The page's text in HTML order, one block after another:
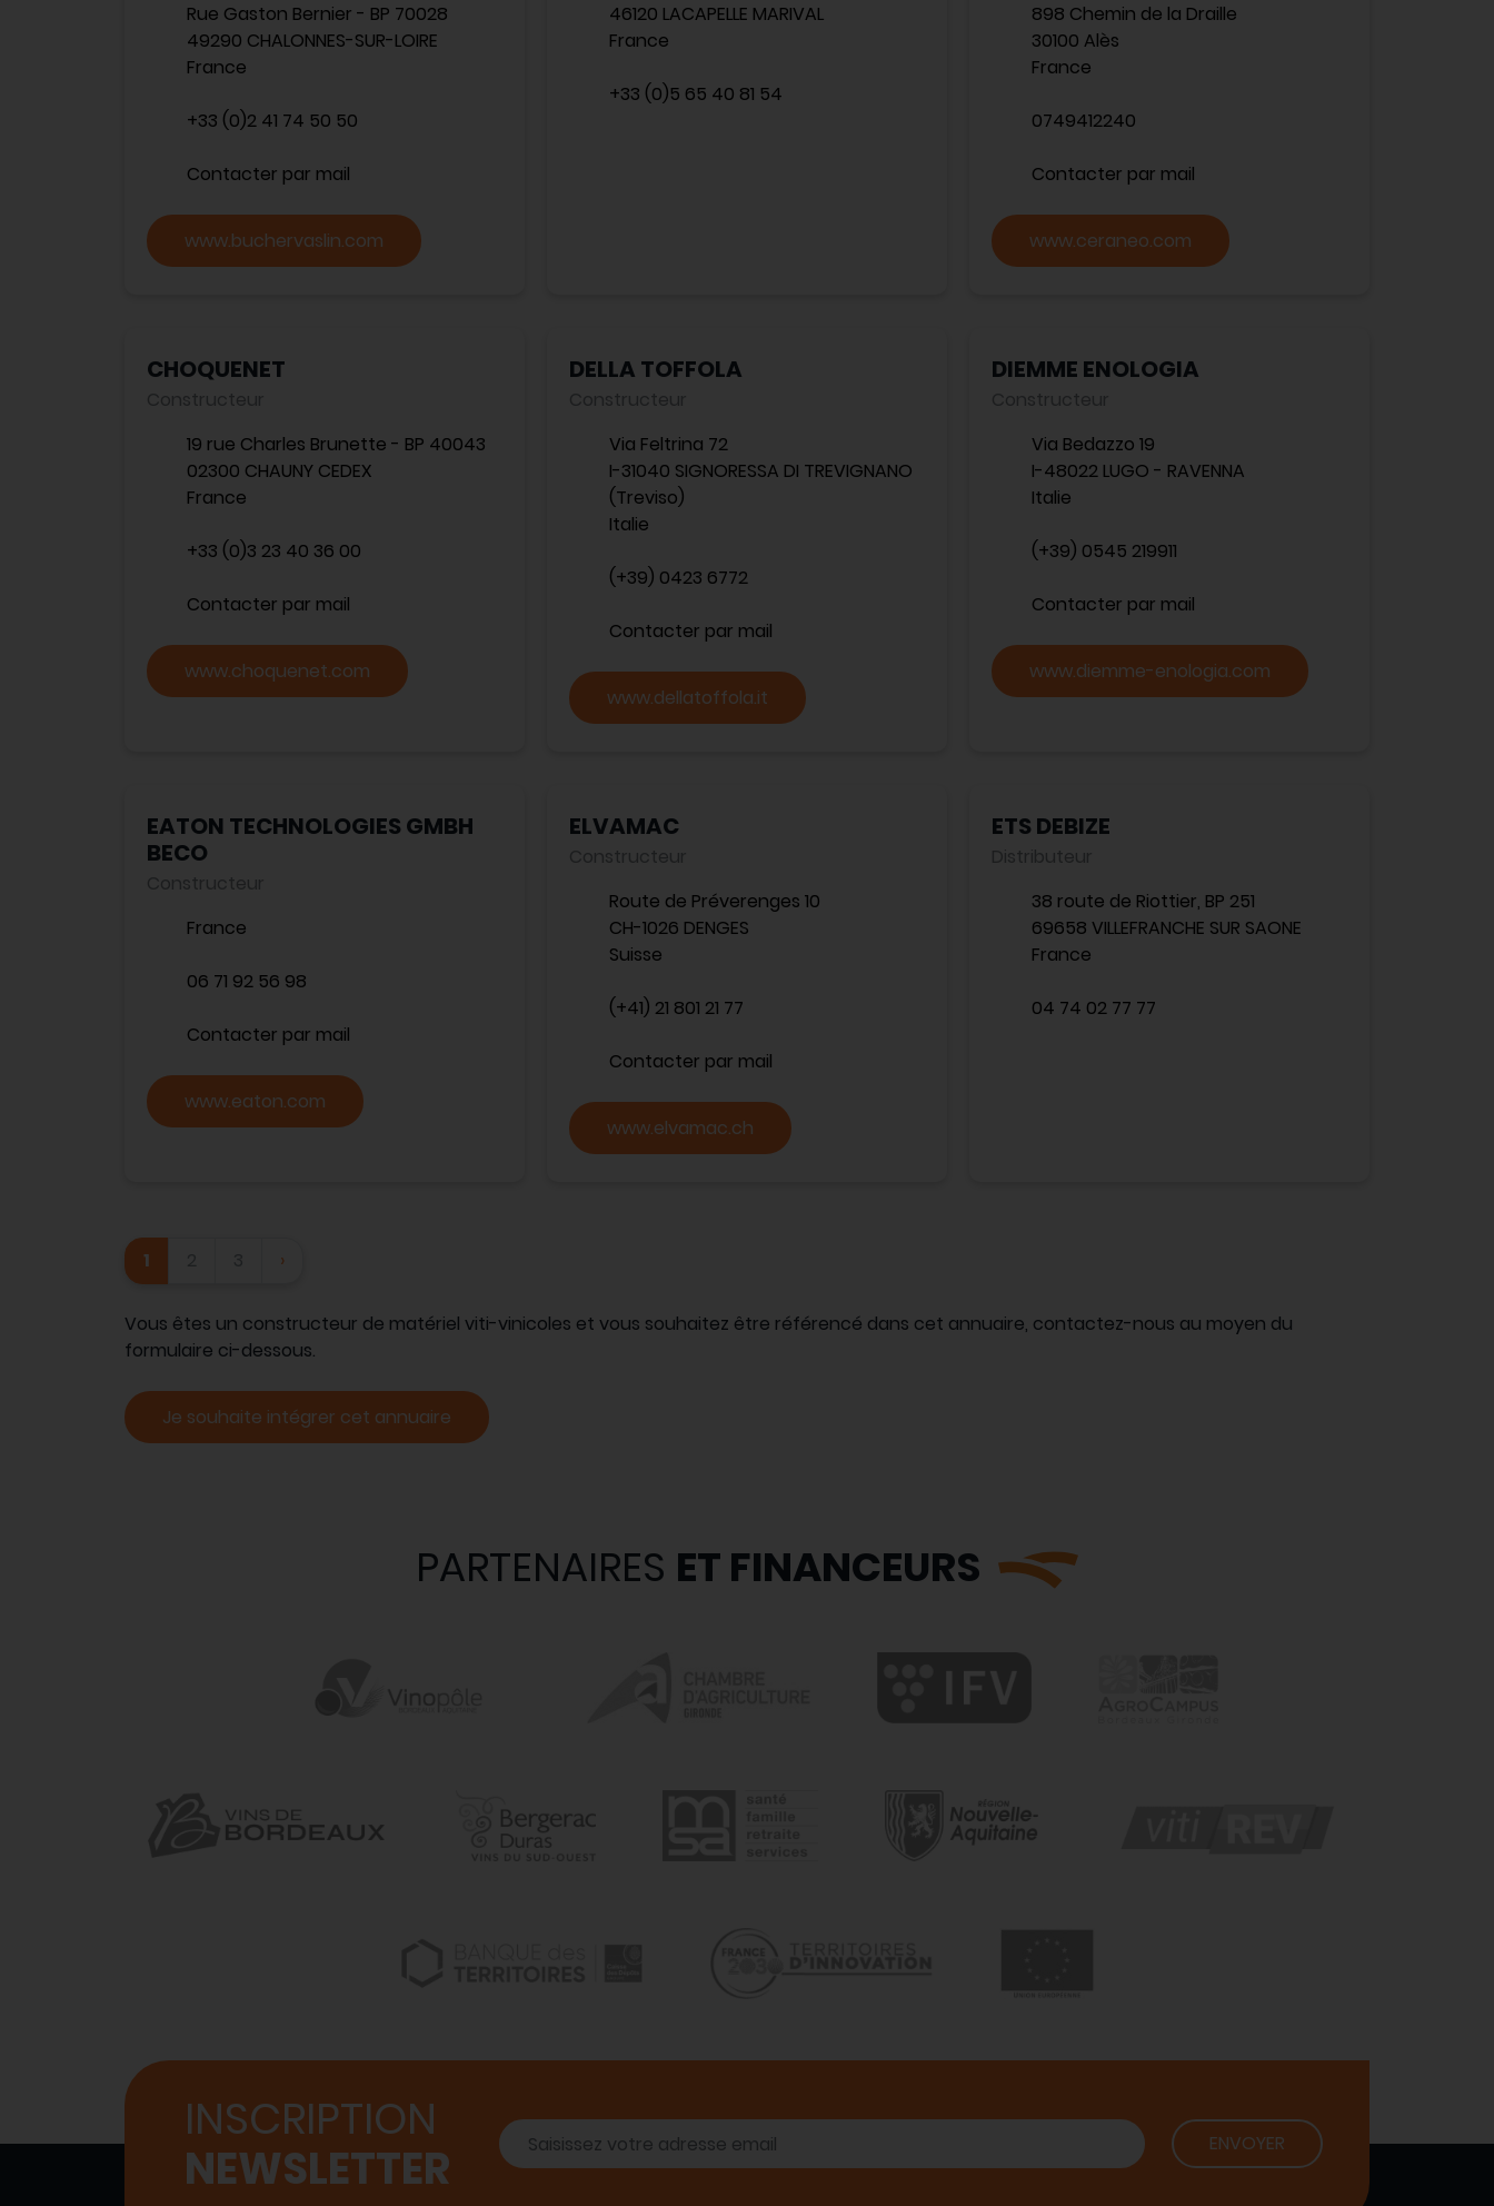
Rue Gaston Bernier - BP 70028
49290 CHALONNES-SUR-LOIRE
France
+33 (0)2 41 74 50 50
Contacter par mail
www.buchervaslin.com
46120 LACAPELLE MARIVAL
France
+33 (0)5 65 40 81 54
898 Chemin de la Draille
30100 Alès
France
0749412240
Contacter par mail
www.ceraneo.com
CHOQUENET
Constructeur
19 rue Charles Brunette - BP 40043
02300 CHAUNY CEDEX
France
+33 (0)3 23 40 36 00
Contacter par mail
www.choquenet.com
DELLA TOFFOLA
Constructeur
Via Feltrina 72
I-31040 SIGNORESSA DI TREVIGNANO
(Treviso)
Italie
(+39) 0423 6772
Contacter par mail
www.dellatoffola.it
DIEMME ENOLOGIA
Constructeur
Via Bedazzo 19
I-48022 LUGO - RAVENNA
Italie
(+39) 0545 219911
Contacter par mail
www.diemme-enologia.com
EATON TECHNOLOGIES GMBH
BECO
Constructeur
France
06 71 92 56 98
Contacter par mail
www.eaton.com
ELVAMAC
Constructeur
Route de Préverenges 10
CH-1026 DENGES
Suisse
(+41) 21 801 21 77
Contacter par mail
www.elvamac.ch
ETS DEBIZE
Distributeur
38 route de Riottier, BP 251
69658 VILLEFRANCHE SUR SAONE
France
04 74 02 77 77
1 ›
Vous êtes un constructeur de matériel viti-vinicoles et vous souhaitez être référencé dans cet annuaire, contactez-nous au moyen du
formulaire ci-dessous.
Je souhaite intégrer cet annuaire
PARTENAIRES ET FINANCEURS
INSCRIPTION
NEWSLETTER